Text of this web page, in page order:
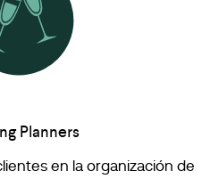
Planners
en la organización de